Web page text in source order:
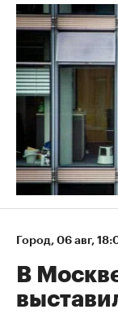
Город 06 авг,
В